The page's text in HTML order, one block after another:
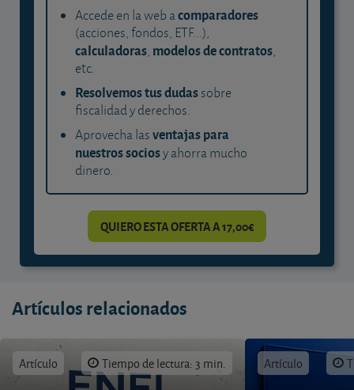
Accede en la web acomparadores
(acciones, fondos, ETF...),
calculadoras, modelos de contratos,
etc.
Resolvemos tus dudassobre
fiscalidad y derechos.
Aprovecha lasventajas para
nuestros sociosy ahorra mucho
dinero.
QUIERO ESTA OFERTA A 17,00€
Artículos relacionados
Artículo Tiempo de lectura: 3 min. Artículo